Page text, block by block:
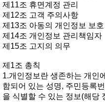
제11조휴면계정관리
제12조고객주의사항
제13조아동의개인정보보호
제14조개인정보관리책임자
제15조고지의의무
제1조총칙
1.개인정보란생존하는개
함되어있는성명,주민등록
을식별할수있는정보(해당